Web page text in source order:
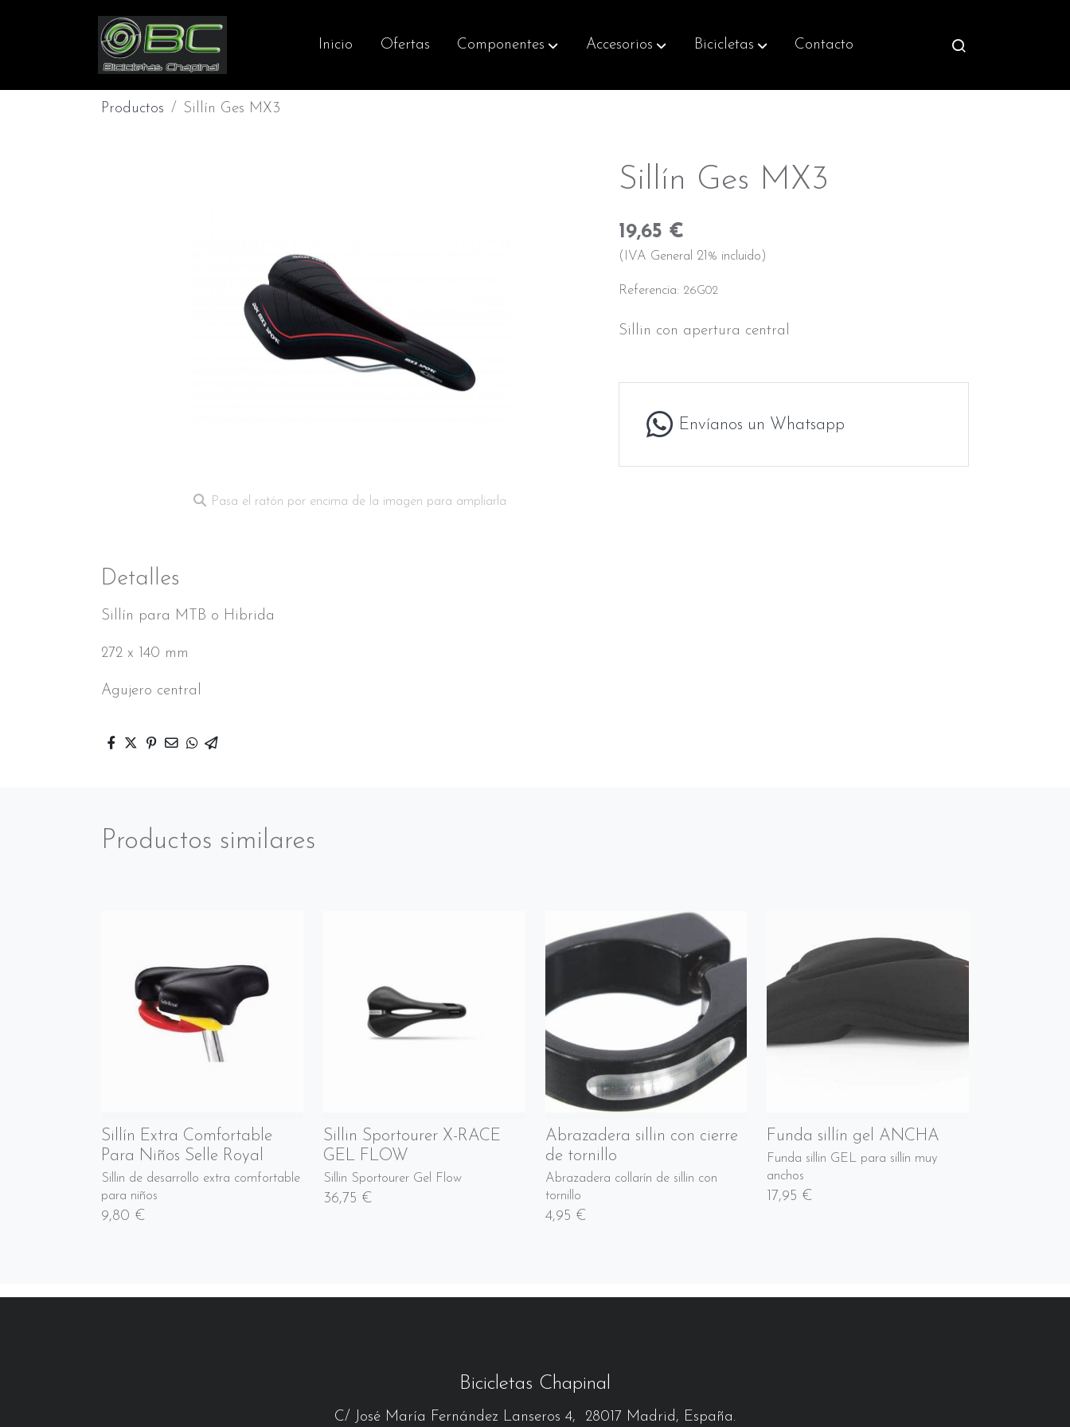
Inicio Ofertas Componentes Accesorios Bicicletas Contacto
Productos Sillín Ges MX3
Pasa el ratón por encima de la imagen para ampliarla
Detalles
Sillín para MTB o Hibrida
272 x 140 mm
Agujero central
Sillín Ges MX3
19,65 €
(IVA General 21% incluido)
Referencia: 26G02
Sillin con apertura central
Envíanos un Whatsapp
Productos similares
Sillín Extra Comfortable
Para Niños Selle Royal
Sillin de desarrollo extra comfortable
para niños
9,80 €
Sillin Sportourer X-RACE
GEL FLOW
Sillin Sportourer Gel Flow
36,75 €
Abrazadera sillin con cierre
de tornillo
Abrazadera collarín de sillin con
tornillo
4,95 €
Funda sillín gel ANCHA
Funda sillin GEL para sillín muy
anchos
17,95 €
Bicicletas Chapinal
C/ José María Fernández Lanseros 4, 28017 Madrid, España.